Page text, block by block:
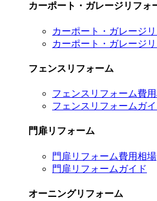
カーポート・ガレージリフォ
カーポート・ガレージ
カーポート・ガレージ
フェンスリフォーム
フェンスリフォーム費
フェンスリフォームガ
門扉リフォーム
門扉リフォーム費用相場
門扉リフォームガイド
オーニングリフォーム